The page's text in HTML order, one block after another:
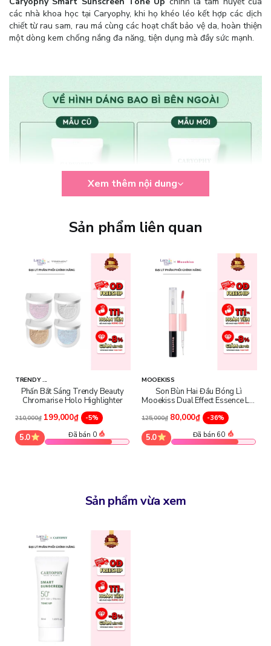
các nhà khoa học tại Caryophy, khi họ khéo léo kết hợp các dịch
chiết từ rau sam, rau má cùng các hoạt chất bảo vệ da, hoàn thiện
một dòng kem chống nắng đa năng, tiện dụng mà đầy sức mạnh.
Giấy chứng nhận đại lý:
Xem thêm nội dung
Sản phẩm liên quan
TRENDY ...
Phấn Bắt Sáng Trendy Beauty
Chromarise Holo Highlighter
210,000₫ 199,000₫ -5%
5.0 Đã bán 0
MOOEKISS
Son Bùn Hai Đầu Bóng Lì
Mooekiss Dual Effect Essence Lip
Mud
125,000₫ 80,000₫ -36%
5.0 Đã bán 60
Sản phẩm vừa xem